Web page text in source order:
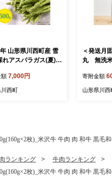
山形県川西町産 雪
れアスパラガス(夏)
【1764659】
額 7,000円
西町
＜発送月
丸 無洗
寄附金額
山形県川西
枚)_米沢牛 牛肉 肉 和牛 黒毛
肉ランキング
牛肉ランキング
枚)_米沢牛 牛肉 肉 和牛 黒毛